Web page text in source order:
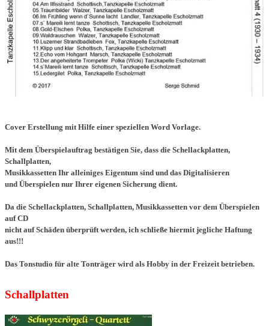
Cover Erstellung mit Hilfe einer speziellen Word Vorlage.
Mit dem Überspielauftrag bestätigen Sie, dass die Schellackplatten,
Schallplatten,
Musikkassetten Ihr alleiniges Eigentum sind und das Digitalisieren
und Überspielen nur Ihrer eigenen Sicherung dient.
Da die Schellackplatten, Schallplatten, Musikkassetten vor dem Überspielen
auf CD
nicht auf Schäden überprüft werden, ich schließe hiermit jegliche Haftung
aus!!!
Das Tonstudio für alte Tonträger wird als Hobby in der Freizeit betrieben.
Schallplatten